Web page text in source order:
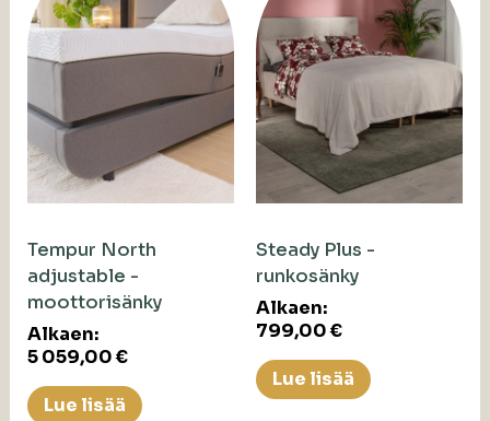
Tempur North
adjustable -
moottorisänky
Alkaen:
5 059,00€
Lue lisää
Steady Plus -
runkosänky
Alkaen:
799,00€
Lue lisää